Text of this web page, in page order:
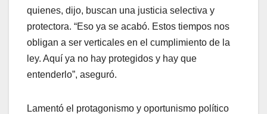
quienes, dijo, buscan una justicia selectiva y
protectora. “Eso ya se acabó. Estos tiempos nos
obligan a ser verticales en el cumplimiento de la
ley. Aquí ya no hay protegidos y hay que
entenderlo”, aseguró.
Lamentó el protagonismo y oportunismo político